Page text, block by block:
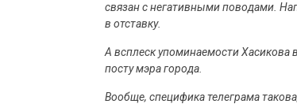
связан с негативными поводами.
в отставку.
А всплеск упоминаемости
посту мэра города.
Вообще, специфика телеграма